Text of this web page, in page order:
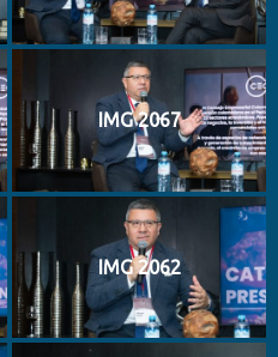
IMG 2067
IMG 2062